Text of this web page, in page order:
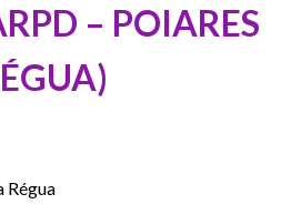
– POIARES
Régua